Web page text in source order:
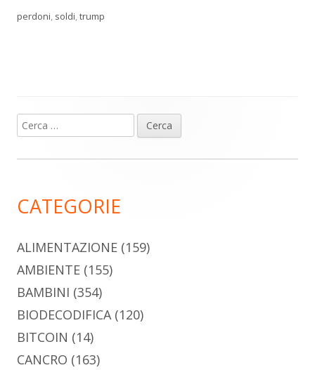
perdoni, soldi,trump
Barra
laterale
Ricerca
per:
CATEGORIE
ALIMENTAZIONE (159)
AMBIENTE (155)
BAMBINI (354)
BIODECODIFICA(120)
BITCOIN (14)
CANCRO (163)